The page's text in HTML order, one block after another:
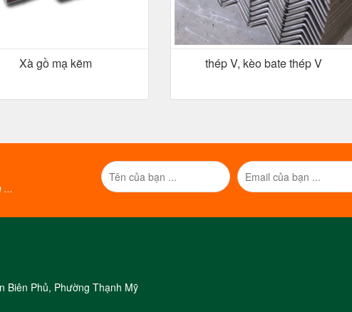
Xà gồ mạ kẽm thép V, kèo bate thép V
...
Biên Phủ, Phường Thạnh Mỹ